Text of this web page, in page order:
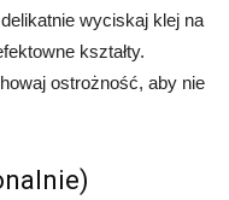
wyciskaj klej na
kształty.
ostrożność, aby nie